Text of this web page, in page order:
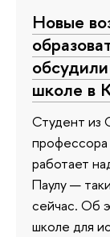
Новые
школе в
Студент из
работает
Паулу —
сейчас. Об
школе для